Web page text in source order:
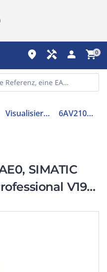
place handyman person shopping_cart0
Visualisierungs-Software 6AV21053DD023AE0
SIMATIC
V19